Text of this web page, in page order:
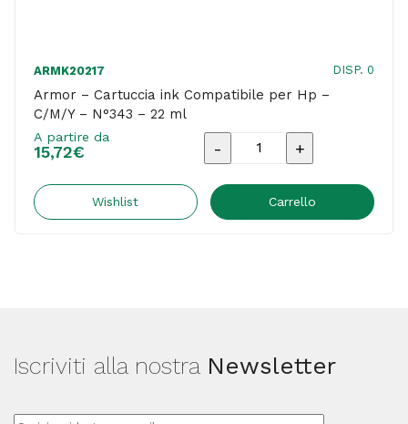
ARMK20217 DISP. 0
Armor – Cartuccia ink Compatibile per Hp –
C/M/Y – N°343 – 22 ml
A partire da
15,72€
Armor
Cartuccia
C/M/Y
N°343
Wishlist Carrello
Iscriviti alla nostra Newsletter